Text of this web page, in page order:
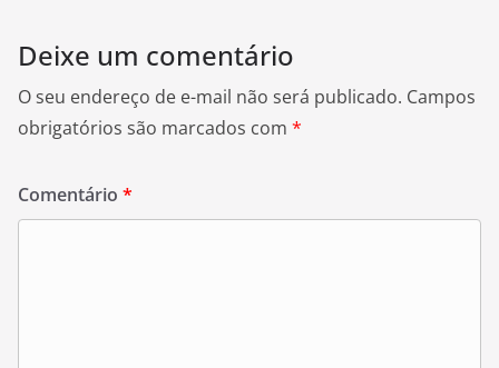
Deixe um comentário
O seu endereço de e-mail não será publicado. Campos
obrigatórios são marcados com *
Comentário *